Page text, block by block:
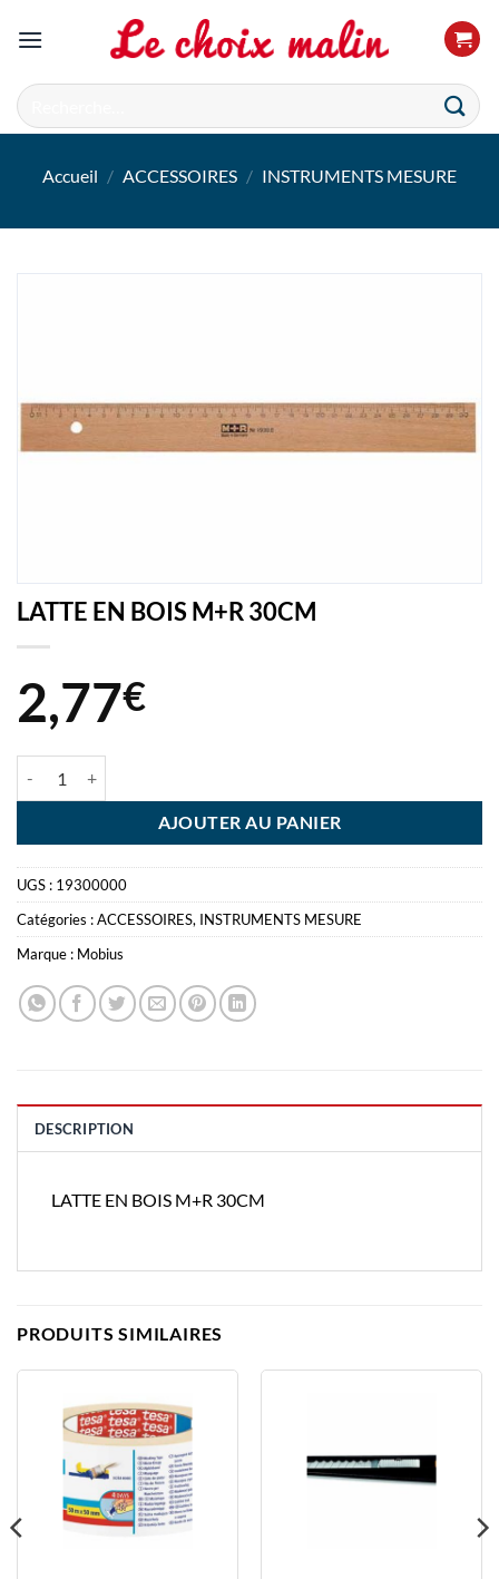
Recherche
pour :
Accueil / ACCESSOIRES / INSTRUMENTS MESURE
LATTE EN BOIS M+R 30CM
2,77€
AJOUTER AU PANIER
UGS : 19300000
Catégories :ACCESSOIRES, INSTRUMENTS MESURE
Marque : Mobius
DESCRIPTION
LATTE EN BOIS M+R 30CM
PRODUITS SIMILAIRES